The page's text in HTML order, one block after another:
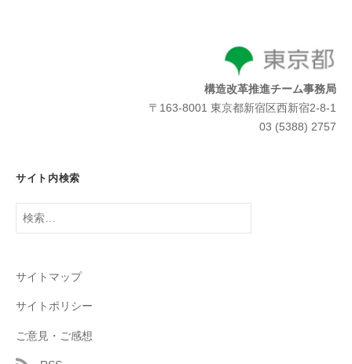
構造改革推進チーム事務局
〒163-8001 東京都新宿区西新宿2-8-1
03 (5388) 2757
サイト内検索
検
索:
サイトマップ
サイトポリシー
ご意見・ご感想